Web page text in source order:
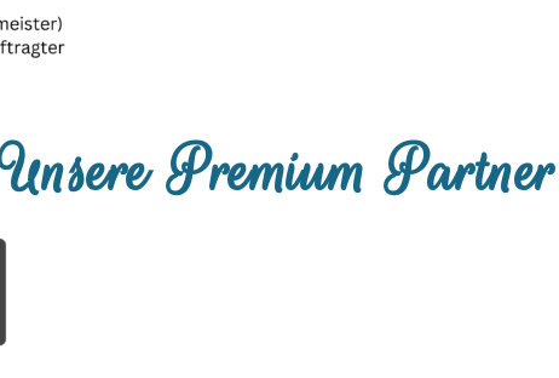
Unsere Premium